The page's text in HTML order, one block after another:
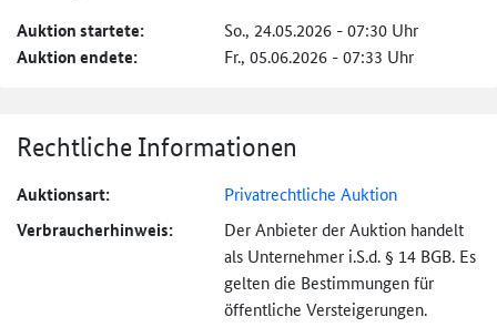
Auktion startete: So., 24.05.2026 - 07:30 Uhr
Auktion endete: Fr., 05.06.2026 - 07:33 Uhr
Rechtliche Informationen
Auktionsart: Privatrechtliche Auktion
Verbraucher­hinweis:
Der Anbieter der Auktion handelt
als Unternehmer i.S.d. § 14 BGB. Es
gelten die Bestimmungen für
öffentliche Versteigerungen.